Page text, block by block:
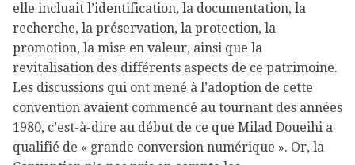
elle incluait l’identification, la documentation, la
recherche, la préservation, la protection, la
promotion, la mise en valeur, ainsi que la
revitalisation des différents aspects de ce patrimoine.
Les discussions qui ont mené à l’adoption de cette
convention avaient commencé au tournant des années
1980, c’est-à-dire au début de ce que Milad Doueihi a
qualifié de « grande conversion numérique ». Or, la